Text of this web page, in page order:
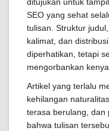
ditujukan untuk
SEO yang sehat
tulisan. Struktur
kalimat, dan
diperhatikan, tetapi
mengorbankan
Artikel yang terlalu
kehilangan
terasa berulang, dan
bahwa tulisan